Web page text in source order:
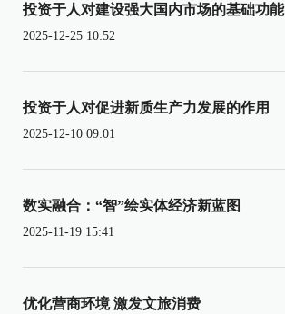
投资于人对建设强大国内市场的基础功能
2025-12-25 10:52
投资于人对促进新质生产力发展的作用
2025-12-10 09:01
数实融合：“智”绘实体经济新蓝图
2025-11-19 15:41
优化营商环境 激发文旅消费